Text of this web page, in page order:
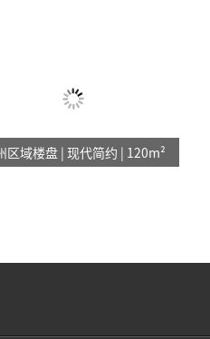
区域楼盘 | 现代简约 | 120m²